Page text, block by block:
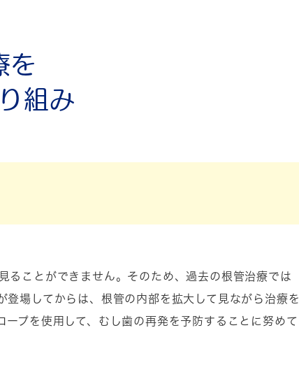
を
組み
ることができません。そのため、過去の根管治療では
場してからは、根管の内部を拡大して見ながら治療を
プを使用して、むし歯の再発を予防することに努めて